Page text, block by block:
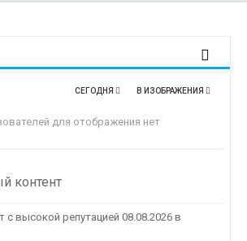
В ИЗОБРАЖЕНИЯ
СЕГОДНЯ
для отображения нет
контент
с высокой репутацией 08.08.2026 в